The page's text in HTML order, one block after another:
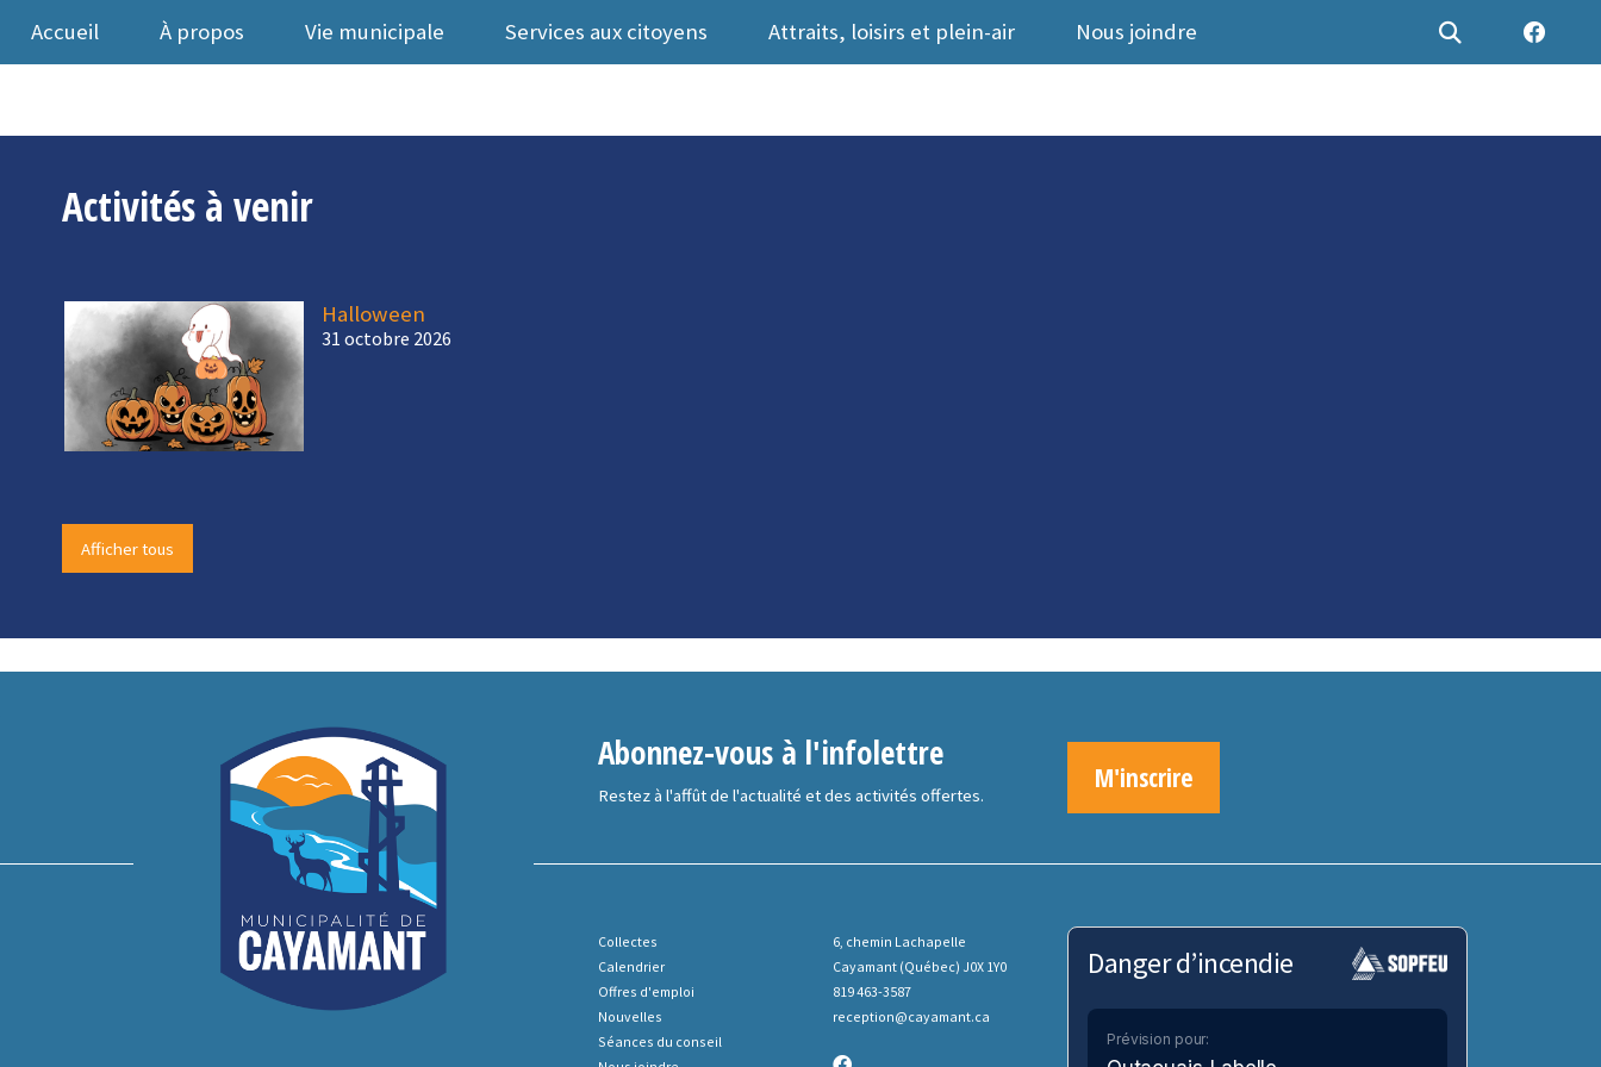
Accueil À propos Vie municipale Services aux citoyens Attraits, loisirs et plein-air Nous joindre
Activités à venir
Halloween
31 octobre 2026
Afficher tous
Abonnez-vous à l'infolettre
Restez à l'affût de l'actualité et des activités offertes.
M'inscrire
Collectes
Calendrier
Offres d'emploi
Nouvelles
Séances du conseil
6, chemin Lachapelle
Cayamant (Québec) J0X 1Y0
819 463-3587
reception@cayamant.ca
Danger d’incendie
Prévision pour: